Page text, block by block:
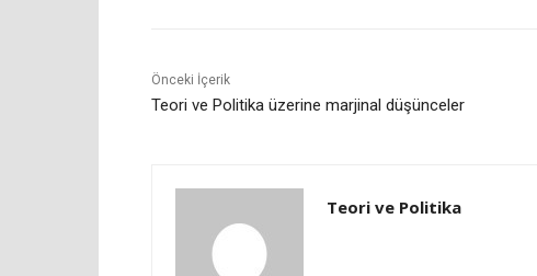
Önceki İçerik
Teori ve Politika üzerine marjinal düşünceler
Teori ve Politika